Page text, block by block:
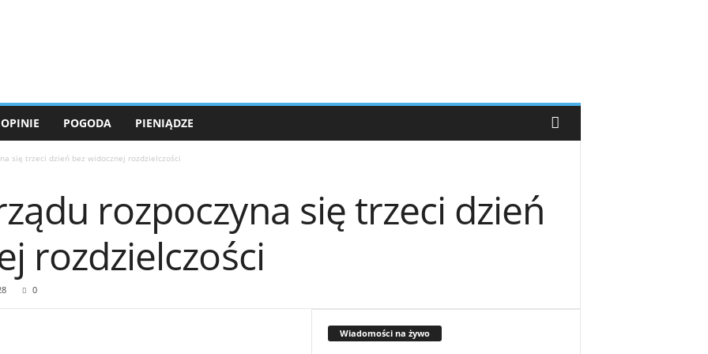
OPINIE POGODA PIENIĄDZE
się trzeci dzień bez widocznej rozdzielczości
rozpoczyna się trzeci dzień
rozdzielczości
0
Wiadomości na żywo